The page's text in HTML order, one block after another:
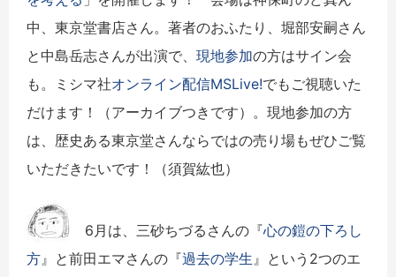
中、東京堂書店さん。著者のおふたり、堀部安嗣さん
と中島岳志さんが出演で、 現地参加の方はサイン会
も。ミシマ社オンライン配信MSLive!でもご視聴いた
だけます！（アーカイブつきです）。現地参加の方
は、歴史ある東京堂さんならではの売り場もぜひご覧
いただきたいです！（須賀紘也）
6月は、三砂ちづるさんの『心の鎧の下ろし
方』と前田エマさんの『過去の学生』という2つのエ